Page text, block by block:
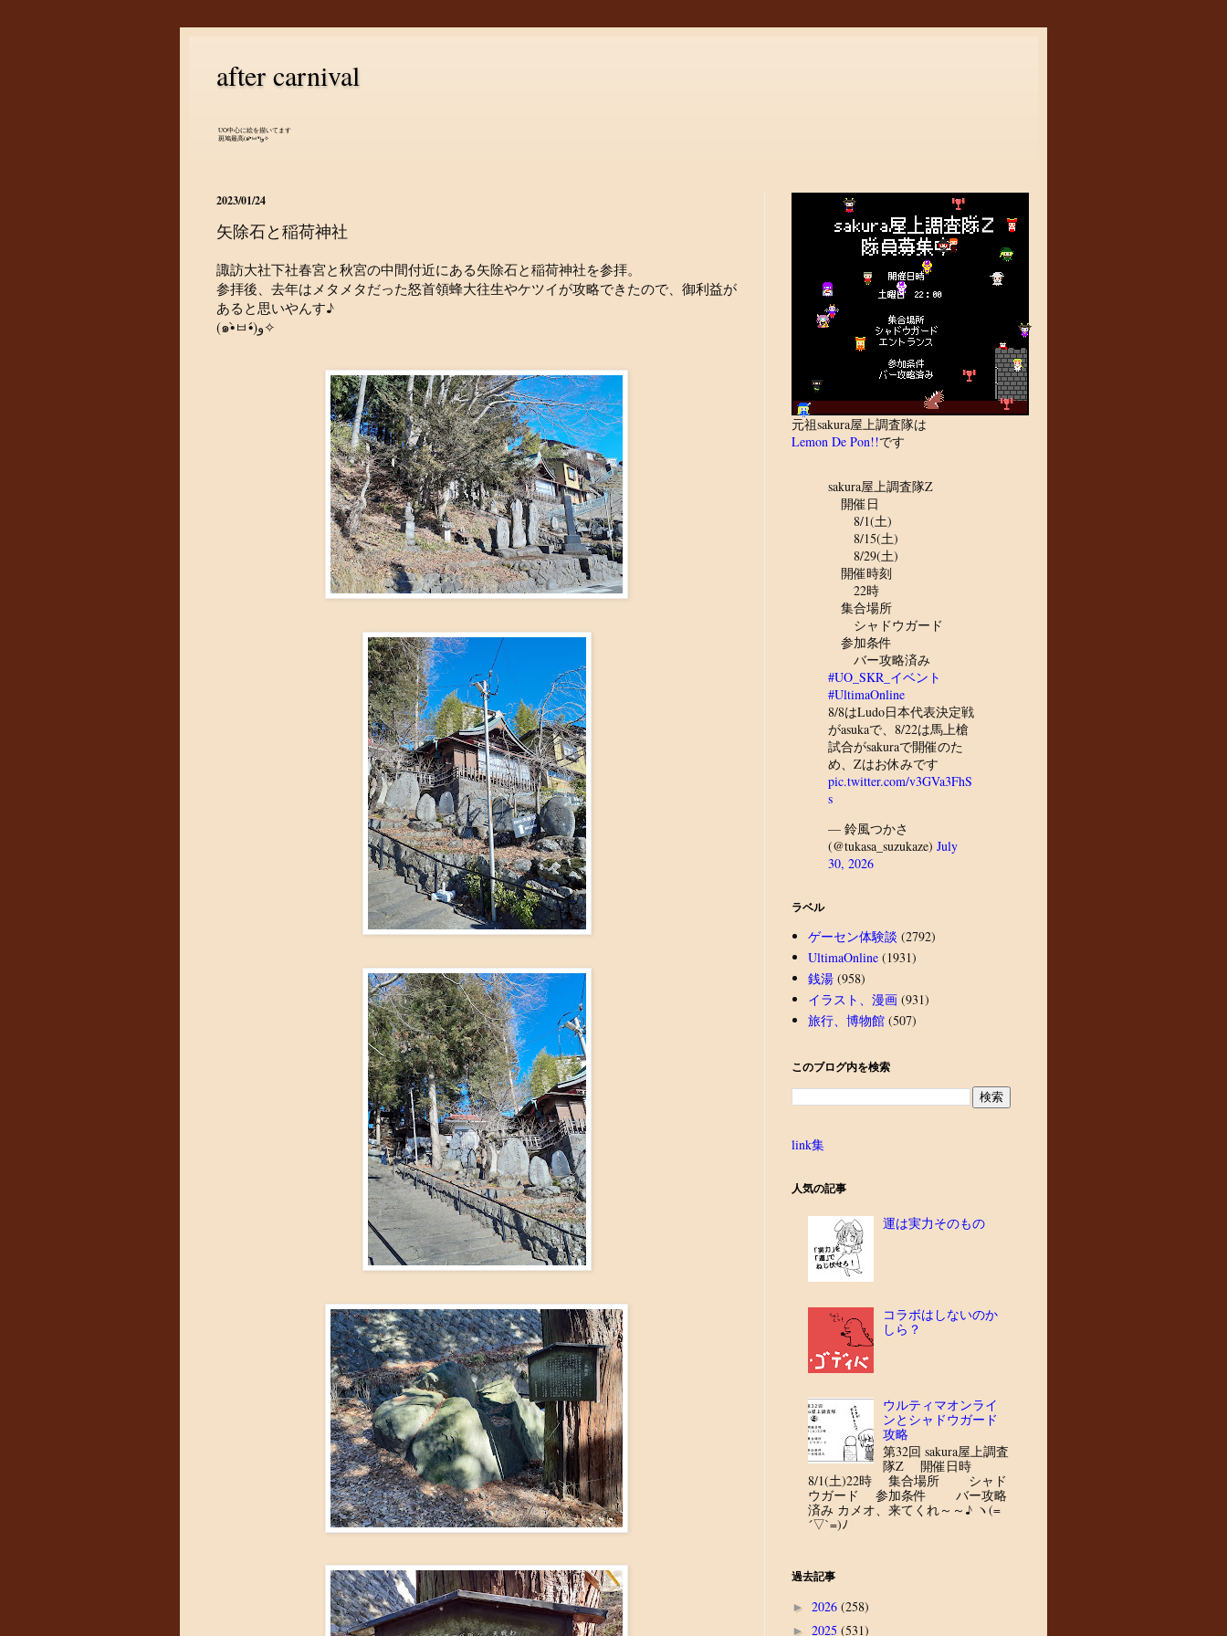
after carnival
UO中心に絵を描いてます
斑鳩最高(๑•̀ㅂ•́)و✧
2023/01/24
矢除石と稲荷神社
諏訪大社下社春宮と秋宮の中間付近にある矢除石と稲荷神社を参拝。
参拝後、去年はメタメタだった怒首領蜂大往生やケツイが攻略できたので、御利益が
あると思いやんす♪
(๑•̀ㅂ•́)و✧
元祖sakura屋上調査隊は
Lemon De Pon!!です
sakura屋上調査隊Z
開催日
8/1(土)
8/15(土)
8/29(土)
開催時刻
22時
集合場所
シャドウガード
参加条件
バー攻略済み
#UO_SKR_イベント
#UltimaOnline
8/8はLudo日本代表決定戦
がasukaで、8/22は馬上槍
試合がsakuraで開催のた
め、Zはお休みです
pic.twitter.com/v3GVa3FhS
s
— 鈴風つかさ
(@tukasa_suzukaze) July
30, 2026
ラベル
ゲーセン体験談 (2792)
UltimaOnline (1931)
銭湯 (958)
イラスト、漫画 (931)
旅行、博物館 (507)
このブログ内を検索
link集
人気の記事
運は実力そのもの
コラボはしないのか
しら？
ウルティマオンライ
ンとシャドウガード
攻略
第32回 sakura屋上調査
隊Z 開催日時
8/1(土)22時 集合場所 シャド
ウガード 参加条件 バー攻略
済み カメオ、来てくれ～～♪ ヽ(=
´▽`=)ﾉ
過去記事
► 2026 (258)
► 2025 (531)